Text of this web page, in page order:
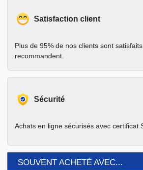
Satisfaction client
Plus de 95% de nos clients sont
recommandent.
Sécurité
Achats en ligne sécurisés avec certificat
SOUVENT ACHETÉ AVEC...